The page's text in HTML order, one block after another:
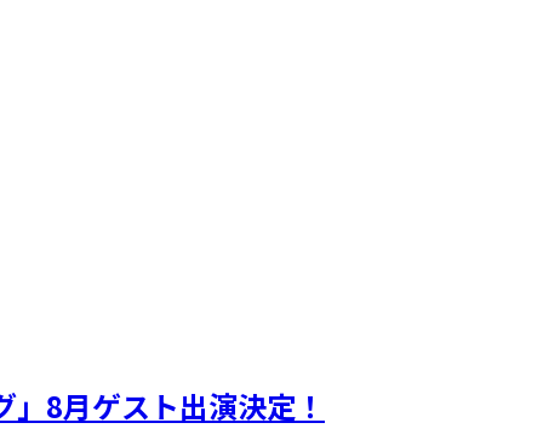
8月ゲスト出演決定！